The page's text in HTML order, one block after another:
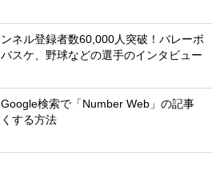
ネル登録者数60,000人突破！バレーボ
スケ、野球などの選手のインタビュー
Google検索で「Number Web」の記事
する方法